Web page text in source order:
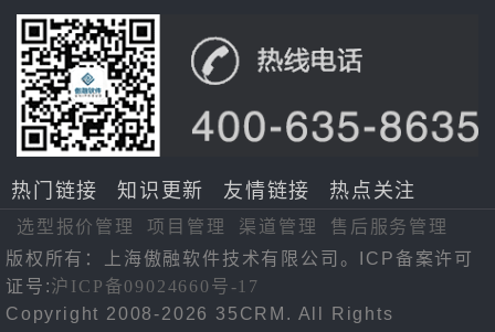
热门链接 知识更新 友情链接 热点关注
选型报价管理 项目管理 渠道管理
售后服务管理
版权所有：上海傲融软件技术有限公司。ICP备案许可
证号:沪ICP备09024660号-17
Copyright 2008-2026 35CRM. All Rights